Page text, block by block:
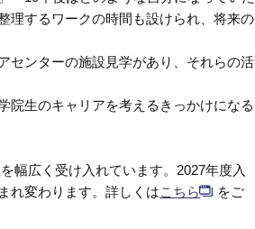
理するワークの時間も設けられ、将来の
センターの施設見学があり、それらの活
院生のキャリアを考えるきっかけになる
幅広く受け入れています。 2027年度入
変わります。 詳しくはこちら
をご